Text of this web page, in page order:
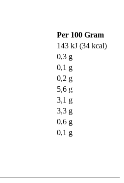
Per 100 Gram
143 kJ (34 kcal)
0,3 g
0,1 g
0,2 g
5,6 g
3,1 g
3,3 g
0,6 g
0,1 g